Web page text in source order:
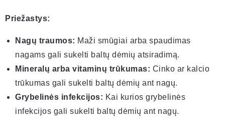
Priežastys:
Nagų traumos: Maži smūgiai arba spaudimas
nagams gali sukelti baltų dėmių atsiradimą.
Mineralų arba vitaminų trūkumas: Cinko ar kalcio
trūkumas gali sukelti baltų dėmių ant nagų.
Grybelinės infekcijos: Kai kurios grybelinės
infekcijos gali sukelti baltų dėmių ant nagų.